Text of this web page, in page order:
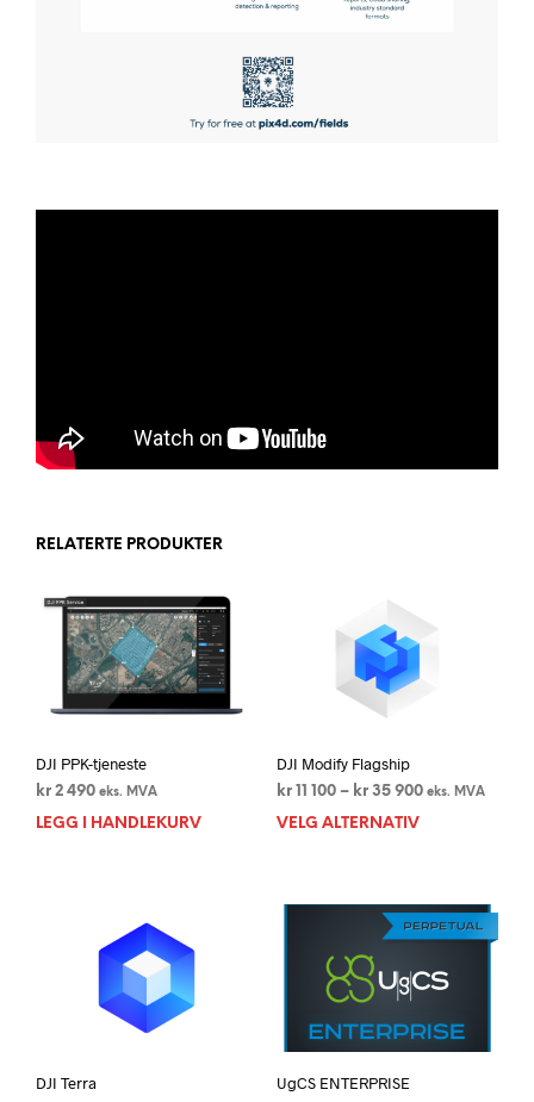
RELATERTE PRODUKTER
DJI PPK-tjeneste
kr 2 490 eks. MVA
LEGG I HANDLEKURV
DJI Modify Flagship
kr11 100 – kr35 900Prisområde:
900
eks. MVA
VELG ALTERNATIV
DJI Terra UgCS ENTERPRISE